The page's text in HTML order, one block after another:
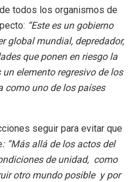
todos los organismos de
“Este es un gobierno
global mundial, depredador,
que ponen en riesgo la
elemento regresivo de los
como uno de los países
seguir para evitar que
: ”Más allá de los actos del
de unidad, como
otro mundo posible y por